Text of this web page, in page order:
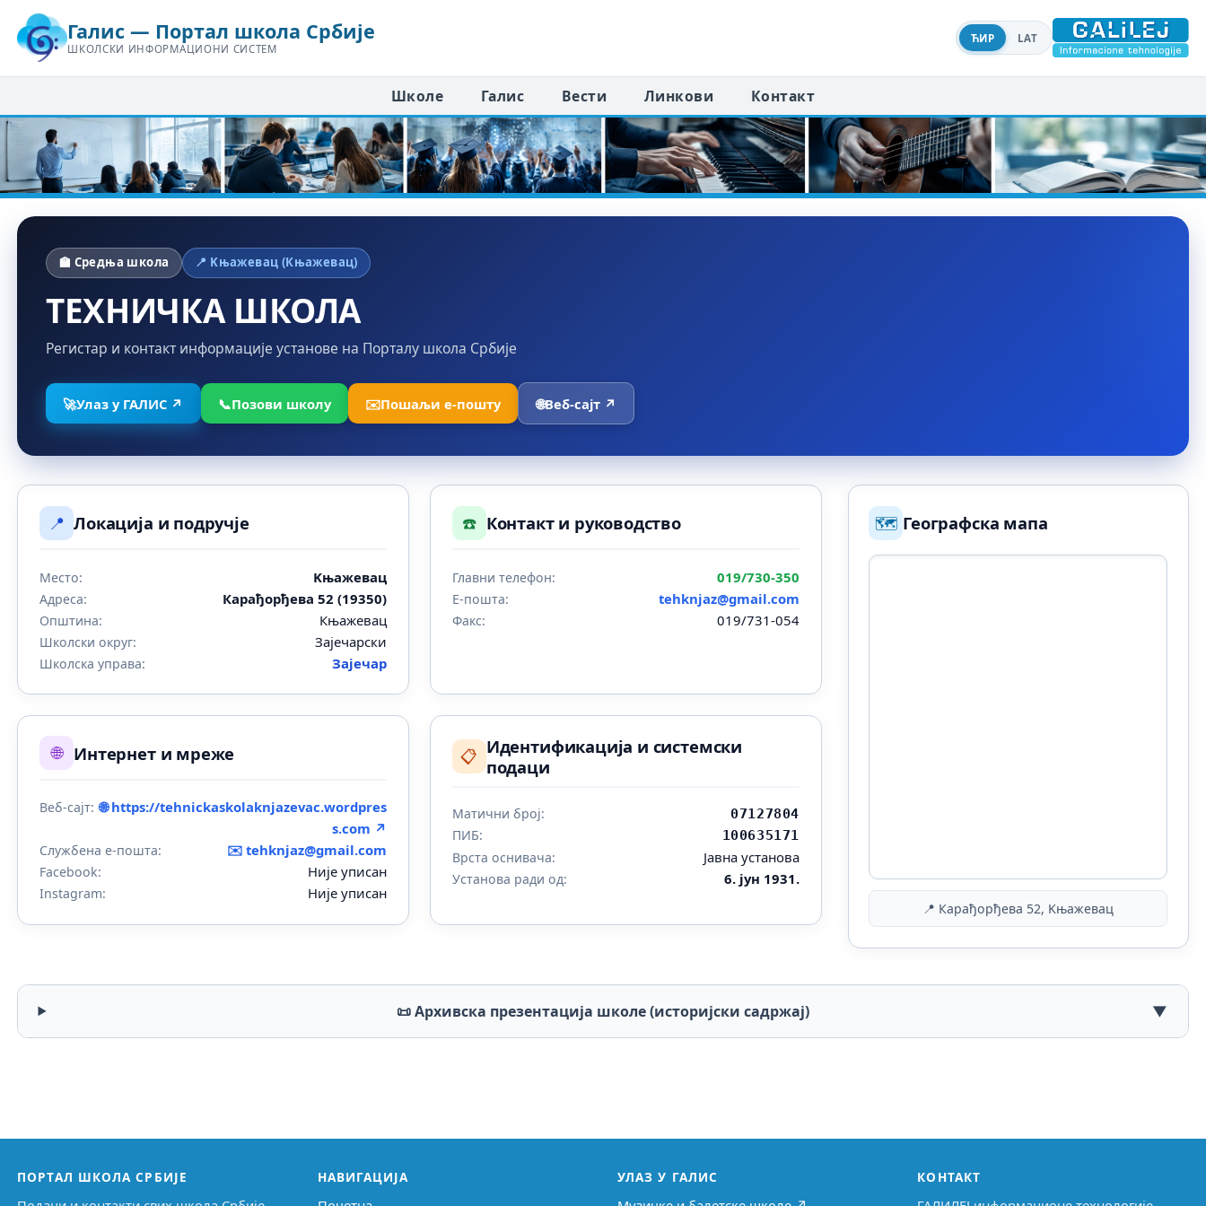
Галис — Портал школа Србије
ШКОЛСКИ ИНФОРМАЦИОНИ СИСТЕМ
ЋИР LAT
Школе Галис Вести Линкови Контакт
🏫 Средња школа 📍 Kњажевац (Књажевац)
ТЕХНИЧКА ШКОЛА
Регистар и контакт информације установе на Порталу школа Србије
🚀Улаз у ГАЛИС ↗ 📞Позови школу ✉️Пошаљи е-пошту 🌐Веб-сајт ↗
📍 Локација и подручје
Место: Kњажевац
Адреса: Карађорђева 52 (19350)
Општина: Књажевац
Школски округ: Зајечарски
Школска управа: Зајечар
☎️ Контакт и руководство
Главни телефон: 019/730-350
Е-пошта: tehknjaz@gmail.com
Факс: 019/731-054
🌐 Интернет и мреже
Веб-сајт: 🌐 https://tehnickaskolaknjazevac.wordpres
s.com ↗
Службена е-пошта: ✉️tehknjaz@gmail.com
Facebook: Није уписан
Instagram: Није уписан
📋 Идентификација и системски
подаци
Матични број: 07127804
ПИБ: 100635171
Врста оснивача: Јавна установа
Установа ради од: 6. јун 1931.
🗺️ Географска мапа
📍 Карађорђева 52, Kњажевац
📜 Архивска презентација школе (историјски садржај) ▼
ПОРТАЛ ШКОЛА СРБИЈЕ НАВИГАЦИЈА УЛАЗ У ГАЛИС КОНТАКТ